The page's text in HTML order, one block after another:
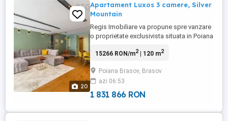
20
Apartament Luxos 3 camere, Silver
Mountain
Regis Imobiliare va propune spre vanzare
o proprietate exclusivista situata in Poiana
dispusa pe doua niveluri, parter si etaj.
bucatarie, doua bai, si o terasa cu acces
din living si dormitor, in suprafata de 40
mp. La ...
15266 RON/m2| 120 m2
Poiana Brasov, Brasov
azi 06:53
1 831 866 RON